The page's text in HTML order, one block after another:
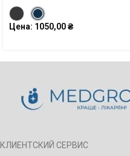
Цена: 1050,00₴
КЛИЕНТСКИЙ СЕРВИС